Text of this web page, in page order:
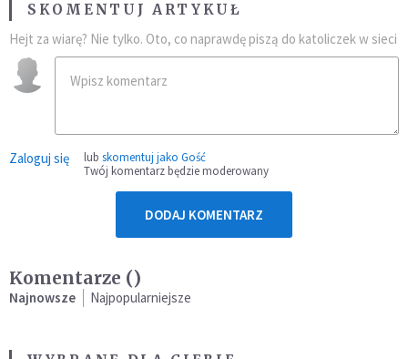
SKOMENTUJ ARTYKUŁ
Hejt za wiarę? Nie tylko. Oto, co naprawdę piszą do katoliczek w sieci
Zaloguj się lub skomentuj jako Gość
Twój komentarz będzie moderowany
DODAJ KOMENTARZ
Komentarze ()
Najnowsze Najpopularniejsze